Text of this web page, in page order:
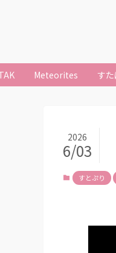
Meteorites すた
2026
6/03
すとぷり